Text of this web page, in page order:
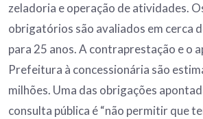
zeladoria e operação de atividades.
obrigatórios são avaliados em cerca
para 25 anos. A contraprestação e o
Prefeitura à concessionária são
milhões. Uma das obrigações
consulta pública é “não permitir que